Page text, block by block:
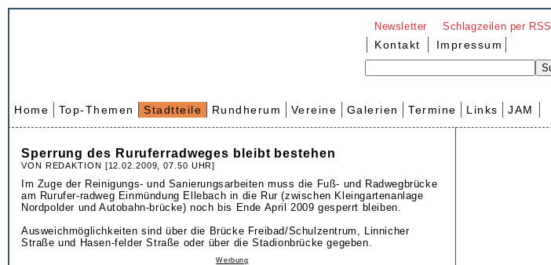
Newsletter Schlagzeilen per RSS
Kontakt Impressum
Home Top-Themen Stadtteile Rundherum Vereine Galerien Termine Links JAM
Sperrung des Ruruferradweges bleibt bestehen
VON REDAKTION [12.02.2009, 07.50 UHR]
Im Zuge der Reinigungs- und Sanierungsarbeiten muss die Fuß- und Radwegbrücke
am Rurufer-radweg Einmündung Ellebach in die Rur (zwischen Kleingartenanlage
Nordpolder und Autobahn-brücke) noch bis Ende April 2009 gesperrt bleiben.
Ausweichmöglichkeiten sind über die Brücke Freibad/Schulzentrum, Linnicher
Straße und Hasen-felder Straße oder über die Stadionbrücke gegeben.
Werbung